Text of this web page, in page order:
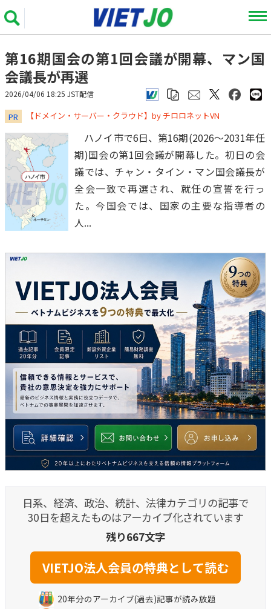
第16期国会の第1回会議が開幕、マン国
会議長が再選
2026/04/06 18:25 JST配信
PR ​​​​​​​【ドメイン・サーバー・クラウド】by チロロネットVN
ハノイ市で6日、第16期(2026～2031年任
期)国会の第1回会議が開幕した。初日の会
議では、チャン・タイン・マン国会議長が
全会一致で再選され、就任の宣誓を行っ
た。今国会では、国家の主要な指導者の
人...
日系、経済、政治、統計、法律カテゴリの記事で
30日を超えたものはアーカイブ化されています
残り667文字
20年分のアーカイブ(過去)記事が読み放題